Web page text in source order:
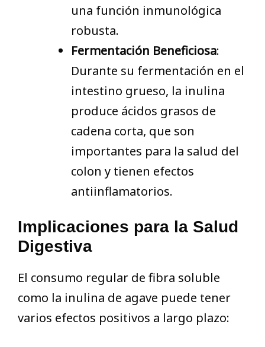
una función inmunológica
robusta.
Fermentación Beneficiosa:
Durante su fermentación en el
intestino grueso, la inulina
produce ácidos grasos de
cadena corta, que son
importantes para la salud del
colon y tienen efectos
antiinflamatorios.
Implicaciones para la Salud
Digestiva
El consumo regular de fibra soluble
como la inulina de agave puede tener
varios efectos positivos a largo plazo: